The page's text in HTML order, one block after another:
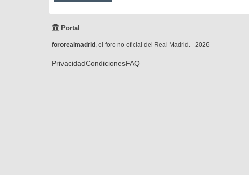
Portal
fororealmadrid , el foro no oficial del Real Madrid. - 2026
PrivacidadCondicionesFAQ